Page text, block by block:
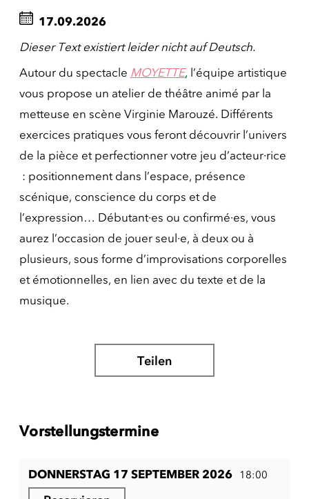
17.09.2026
Dieser Text existiert leider nicht auf Deutsch.
Autour du spectacle MOYETTE, l’équipe artistique
vous propose un atelier de théâtre animé par la
metteuse en scène Virginie Marouzé. Différents
exercices pratiques vous feront découvrir l’univers
de la pièce et perfectionner votre jeu d’acteur·rice
: positionnement dans l’espace, présence
scénique, conscience du corps et de
l’expression… Débutant·es ou confirmé·es, vous
aurez l’occasion de jouer seul·e, à deux ou à
plusieurs, sous forme d’improvisations corporelles
et émotionnelles, en lien avec du texte et de la
musique.
Teilen
Vorstellungstermine
DONNERSTAG 17 SEPTEMBER 2026 18:00